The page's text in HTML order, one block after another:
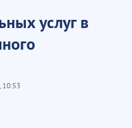
услуг в
10:53